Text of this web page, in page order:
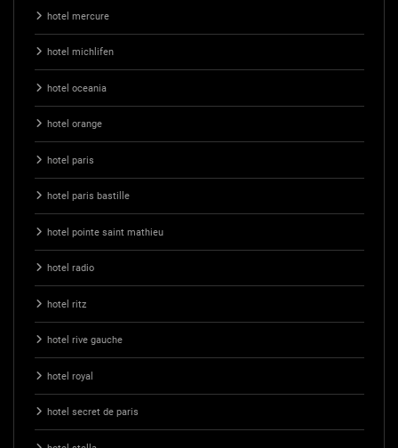
hotel mercure
hotel michlifen
hotel oceania
hotel orange
hotel paris
hotel paris bastille
hotel pointe saint mathieu
hotel radio
hotel ritz
hotel rive gauche
hotel royal
hotel secret de paris